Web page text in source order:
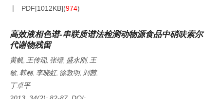
PDF[1012KB](974)
高效液相色谱-串联质谱法检测动物源食品中硝呋索尔
代谢物残留
黄帆, 王传现, 张缙, 盛永刚, 王
敏, 韩丽, 李晓虹, 徐敦明, 刘茜,
丁卓平